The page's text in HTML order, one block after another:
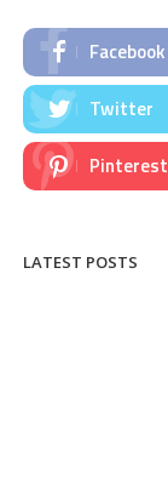
Facebook
Twitter
Pinterest
LATEST POSTS